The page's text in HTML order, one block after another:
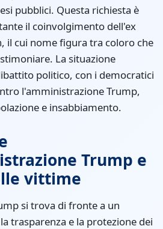
pubblici. Questa richiesta è
il coinvolgimento dell'ex
il cui nome figura tra coloro che
La situazione
politico, con i democratici
l'amministrazione Trump,
e insabbiamento.
Trump e
vittime
si trova di fronte a un
trasparenza e la protezione dei